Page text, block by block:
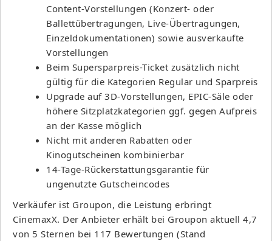
Content-Vorstellungen (Konzert- oder
Ballettübertragungen, Live-Übertragungen,
Einzeldokumentationen) sowie ausverkaufte
Vorstellungen
Beim Supersparpreis-Ticket zusätzlich nicht
gültig für die Kategorien Regular und Sparpreis
Upgrade auf 3D-Vorstellungen, EPIC-Säle oder
höhere Sitzplatzkategorien ggf. gegen Aufpreis
an der Kasse möglich
Nicht mit anderen Rabatten oder
Kinogutscheinen kombinierbar
14-Tage-Rückerstattungsgarantie für
ungenutzte Gutscheincodes
Verkäufer ist Groupon, die Leistung erbringt
CinemaxX. Der Anbieter erhält bei Groupon aktuell 4,7
von 5 Sternen bei 117 Bewertungen (Stand